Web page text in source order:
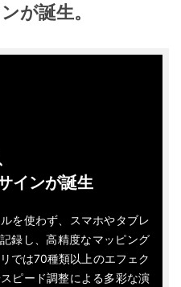
が誕生。
インが誕生
を使わず、スマホやタブレ
録し、高精度なマッピング
では70種類以上のエフェク
ピード調整による多彩な演